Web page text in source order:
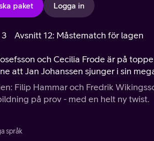
paket Logga in
Avsnitt 12: Måstematch för lagen
och Cecilia Frode är på
att Jan Johanssen sjunger i sin
Filip Hammar och Fredrik
på prov - med en helt ny twist.
språk